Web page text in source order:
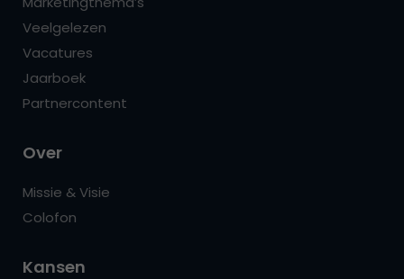
Veelgelezen
Vacatures
Jaarboek
Partnercontent
Over
Missie & Visie
Colofon
Kansen